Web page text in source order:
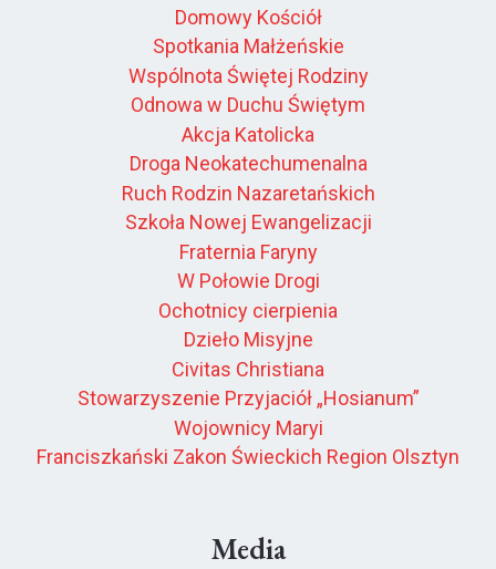
Domowy Kościół
Spotkania Małżeńskie
Wspólnota Świętej Rodziny
Odnowa w Duchu Świętym
Akcja Katolicka
Droga Neokatechumenalna
Ruch Rodzin Nazaretańskich
Szkoła Nowej Ewangelizacji
Fraternia Faryny
W Połowie Drogi
Ochotnicy cierpienia
Dzieło Misyjne
Civitas Christiana
Stowarzyszenie Przyjaciół „Hosianum”
Wojownicy Maryi
Franciszkański Zakon Świeckich Region Olsztyn
Media